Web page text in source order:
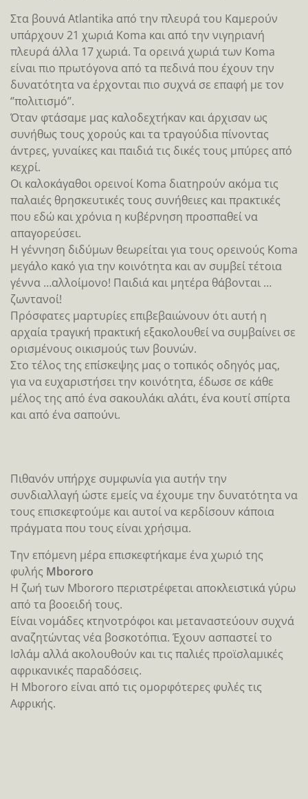
Στα βουνά Atlantika από την πλευρά του Καμερούν
υπάρχουν 21 χωριά Koma και από την νιγηριανή
πλευρά άλλα 17 χωριά. Τα ορεινά χωριά των Koma
είναι πιο πρωτόγονα από τα πεδινά που έχουν την
δυνατότητα να έρχονται πιο συχνά σε επαφή με τον
‘’πολιτισμό’’.
Όταν φτάσαμε μας καλοδεχτήκαν και άρχισαν ως
συνήθως τους χορούς και τα τραγούδια πίνοντας
άντρες, γυναίκες και παιδιά τις δικές τους μπύρες από
κεχρί.
Οι καλοκάγαθοι ορεινοί Koma διατηρούν ακόμα τις
παλαιές θρησκευτικές τους συνήθειες και πρακτικές
που εδώ και χρόνια η κυβέρνηση προσπαθεί να
απαγορεύσει.
Η γέννηση διδύμων θεωρείται για τους ορεινούς Koma
μεγάλο κακό για την κοινότητα και αν συμβεί τέτοια
γέννα …αλλοίμονο! Παιδιά και μητέρα θάβονται …
ζωντανοί!
Πρόσφατες μαρτυρίες επιβεβαιώνουν ότι αυτή η
αρχαία τραγική πρακτική εξακολουθεί να συμβαίνει σε
ορισμένους οικισμούς των βουνών.
Στο τέλος της επίσκεψης μας ο τοπικός οδηγός μας,
για να ευχαριστήσει την κοινότητα, έδωσε σε κάθε
μέλος της από ένα σακουλάκι αλάτι, ένα κουτί σπίρτα
και από ένα σαπούνι.
Πιθανόν υπήρχε συμφωνία για αυτήν την
συνδιαλλαγή ώστε εμείς να έχουμε την δυνατότητα να
τους επισκεφτούμε και αυτοί να κερδίσουν κάποια